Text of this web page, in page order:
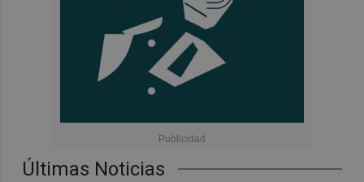
Últimas Noticias